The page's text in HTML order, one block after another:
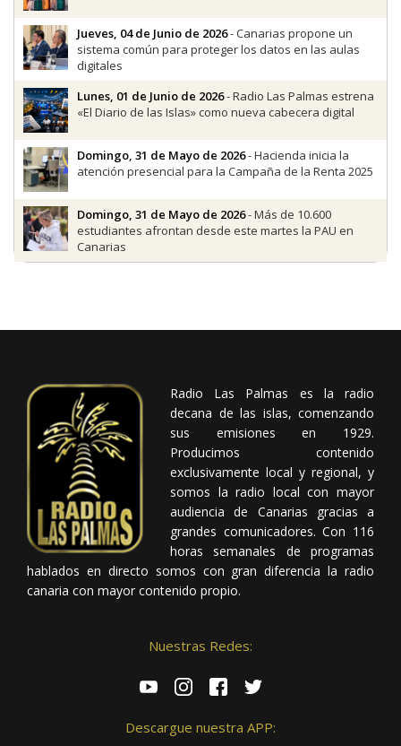
Jueves, 04 de Junio de 2026- Canarias propone un
sistema común para proteger los datos en las aulas
digitales
Lunes, 01 de Junio de 2026- Radio Las Palmas estrena
«El Diario de las Islas» como nueva cabecera digital
Domingo, 31 de Mayo de 2026- Hacienda inicia la
atención presencial para la Campaña de la Renta 2025
Domingo, 31 de Mayo de 2026- Más de 10.600
estudiantes afrontan desde este martes la PAU en
Canarias
Radio Las Palmas es la radio
decana de las islas, comenzando
sus emisiones en 1929.
Producimos contenido
exclusivamente local y regional, y
somos la radio local con mayor
audiencia de Canarias gracias a
grandes comunicadores. Con 116
horas semanales de programas
hablados en directo somos con gran diferencia la radio
canaria con mayor contenido propio.
Nuestras Redes:
Descargue nuestra APP: